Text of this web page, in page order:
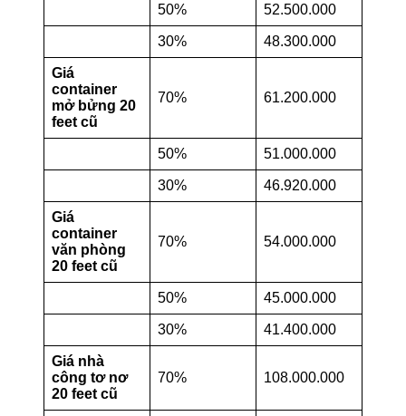
50% 52.500.000
30% 48.300.000
Giá
container
mở bửng 20
feet cũ
70% 61.200.000
50% 51.000.000
30% 46.920.000
Giá
container
văn phòng
20 feet cũ
70% 54.000.000
50% 45.000.000
30% 41.400.000
Giá nhà
công tơ nơ
20 feet cũ
70% 108.000.000